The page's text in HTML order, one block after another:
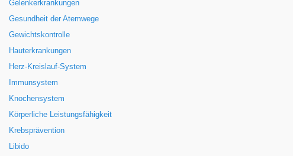
Gelenkerkrankungen
Gesundheit der Atemwege
Gewichtskontrolle
Hauterkrankungen
Herz-Kreislauf-System
Immunsystem
Knochensystem
Körperliche Leistungsfähigkeit
Krebsprävention
Libido